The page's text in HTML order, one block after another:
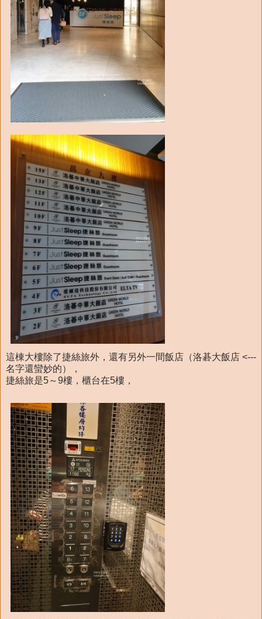
這棟大樓除了捷絲旅外，還有另外一間飯店（洛碁大飯店 <---
名字還蠻妙的），
捷絲旅是5～9樓，櫃台在5樓，